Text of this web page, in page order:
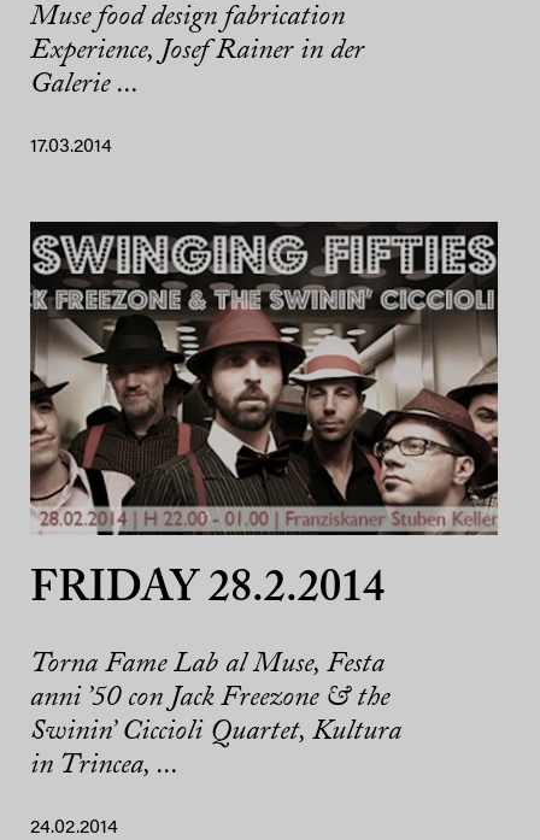
Muse food design fabrication
Experience, Josef Rainer in der
Galerie ...
17.03.2014
FRIDAY 28.2.2014
Torna Fame Lab al Muse, Festa
anni ’50 con Jack Freezone & the
Swinin’ Ciccioli Quartet, Kultura
in Trincea, ...
24.02.2014